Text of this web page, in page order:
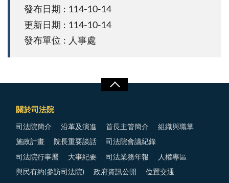
發布日期 : 114-10-14
更新日期 : 114-10-14
發布單位 : 人事處
關於司法院
司法院簡介 沿革及演進 首長主管簡介 組織與職掌
施政計畫 院長重要談話 司法院會議紀錄
司法院行事曆 大事紀要 司法業務年報 人權專區
與民有約(參訪司法院) 政府資訊公開 位置交通